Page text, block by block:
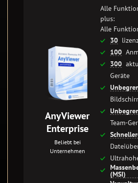
AnyViewer
Enterprise
Beliebt bei
Unternehmen
Alle
plus:
Alle
30
100
300
Geräte
Team-
(MSI)